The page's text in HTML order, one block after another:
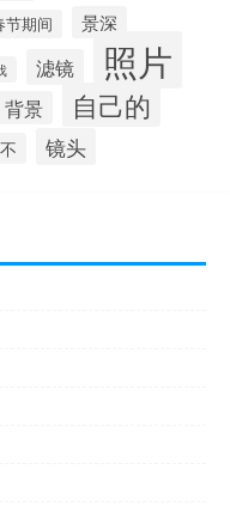
节期间 景深
滤镜 照片
背景 自己的
镜头